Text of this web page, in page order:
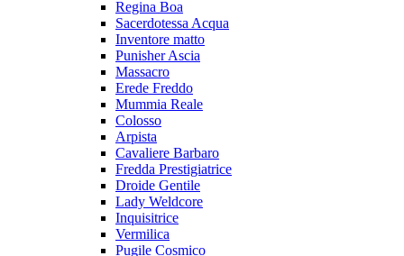
Regina Boa
Sacerdotessa Acqua
Inventore matto
Punisher Ascia
Massacro
Erede Freddo
Mummia Reale
Colosso
Arpista
Cavaliere Barbaro
Fredda Prestigiatrice
Droide Gentile
Lady Weldcore
Inquisitrice
Vermilica
Pugile Cosmico